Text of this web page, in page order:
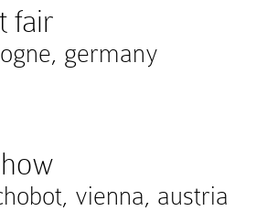
fair
germany
vienna, austria